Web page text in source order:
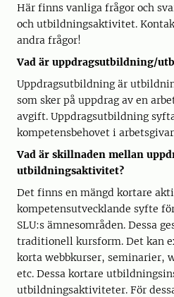
Här finns vanliga frågor och
och utbildningsaktivitet.
andra frågor!
Vad är uppdragsutbildning/
Uppdragsutbildning är
som sker på uppdrag av en
avgift. Uppdragsutbildning
kompetensbehovet i
Vad är skillnaden mellan
utbildningsaktivitet?
Det finns en mängd kortare
kompetensutvecklande syfte
SLU:s ämnesområden. Dessa
traditionell kursform. Det kan
korta webbkurser, seminarier,
etc. Dessa kortare
utbildningsaktiviteter. För